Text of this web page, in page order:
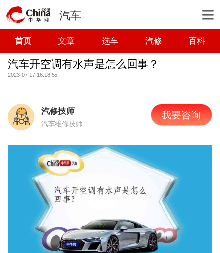
汽车
首页 文章 选车 汽修 百科
汽车开空调有水声是怎么回事？
2023-07-17 16:18:55
汽修技师
汽车维修技师
我要咨询